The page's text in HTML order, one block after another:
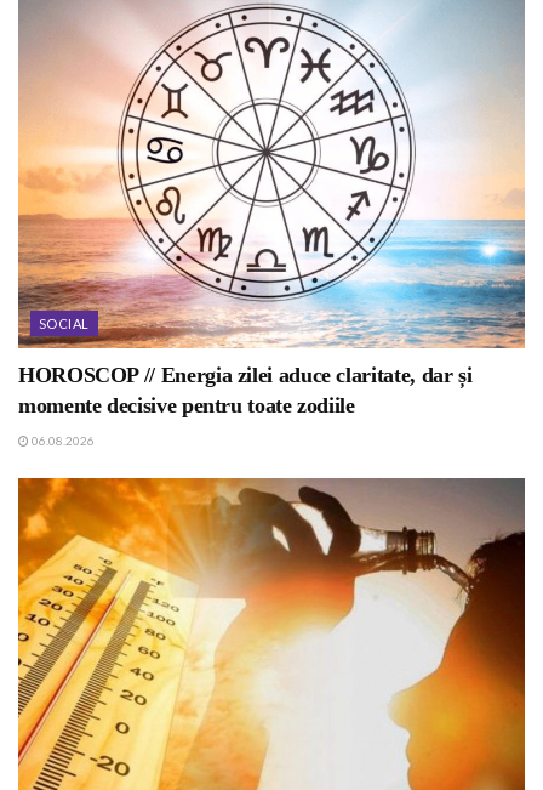
SOCIAL
HOROSCOP // Energia zilei aduce claritate, dar și
momente decisive pentru toate zodiile
06.08.2026